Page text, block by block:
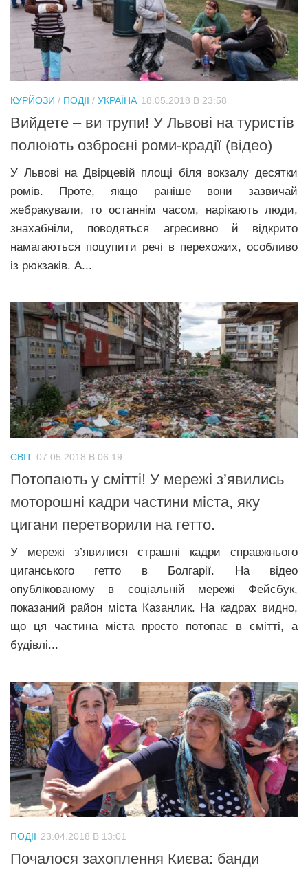
КУРЙОЗИ / ПОДІЇ / УКРАЇНА 18.05.2018 В 23:58
Вийдете – ви трупи! У Львові на туристів
полюють озброєні роми-крадії (відео)
У Львові на Двірцевій площі біля вокзалу десятки
ромів. Проте, якщо раніше вони зазвичай
жебракували, то останнім часом, нарікають люди,
знахабніли, поводяться агресивно й відкрито
намагаються поцупити речі в перехожих, особливо
із рюкзаків. А...
СВІТ 07.05.2018 В 06:19
Потопають у смітті! У мережі з’явились
моторошні кадри частини міста, яку
цигани перетворили на гетто.
У мережі з’явилися страшні кадри справжнього
циганського гетто в Болгарії. На відео
опублікованому в соціальній мережі Фейсбук,
показаний район міста Казанлик. На кадрах видно,
що ця частина міста просто потопає в смітті, а
будівлі...
ПОДІЇ 23.04.2018 В 13:01
Почалося захоплення Києва: банди